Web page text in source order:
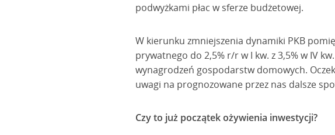
podwyżkami płac w sferze budżetowej.
W kierunku zmniejszenia dynamiki PKB
prywatnego do 2,5% r/r w I kw. z 3,5% w IV
wynagrodzeń gospodarstw domowych.
uwagi na prognozowane przez nas dalsze
Czy to już początek ożywienia inwestycji?